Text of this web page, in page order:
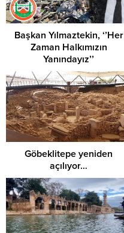
Başkan Yılmaztekin, ‘’Her
Zaman Halkımızın
Yanındayız’’
Göbeklitepe yeniden
açılıyor…